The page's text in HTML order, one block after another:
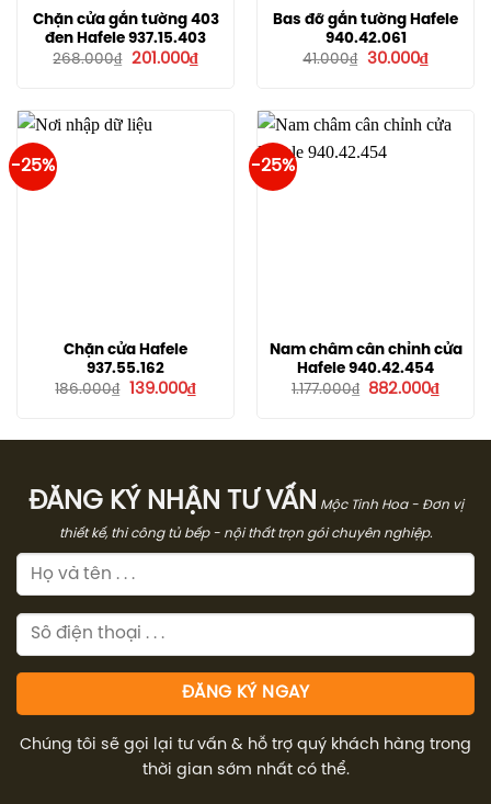
Chặn cửa gắn tường 403
đen Hafele 937.15.403
268.000₫
Giá
201.000₫Giá
hiện
201.000₫.
Bas đỡ gắn tường Hafele
940.42.061
41.000₫
Giá
30.000₫Giá
hiện
30.000₫.
-25%
Chặn cửa Hafele
937.55.162
186.000₫
Giá
139.000₫Giá
hiện
139.000₫.
-25%
Nam châm cân chỉnh cửa
Hafele 940.42.454
1.177.000₫
Giá
882.000₫Giá
hiện
ĐĂNG KÝ NHẬN TƯ VẤN Mộc Tinh Hoa - Đơn vị
thiết kế, thi công tủ bếp - nội thất trọn gói chuyên nghiệp.
Chúng tôi sẽ gọi lại tư vấn & hỗ trợ quý khách hàng trong
thời gian sớm nhất có thể.